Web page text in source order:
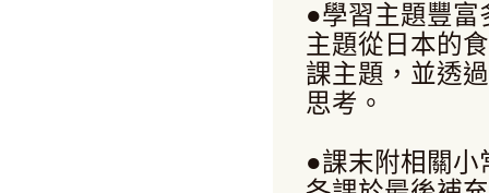
●學習主題豐富
主題從日本的
課主題，並透
思考。
●課末附相關小